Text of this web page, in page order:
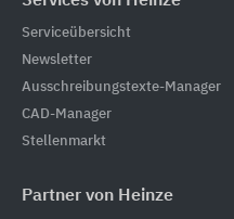
Serviceübersicht
Newsletter
Ausschreibungstexte-Manager
CAD-Manager
Stellenmarkt
Partner von Heinze